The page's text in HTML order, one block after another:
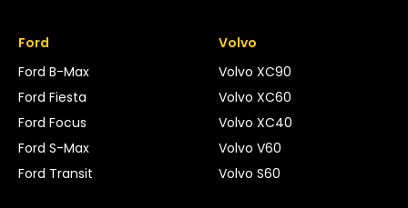
Ford
Ford B-Max
Ford Fiesta
Ford Focus
Ford S-Max
Ford Transit
Volvo
Volvo XC90
Volvo XC60
Volvo XC40
Volvo V60
Volvo S60